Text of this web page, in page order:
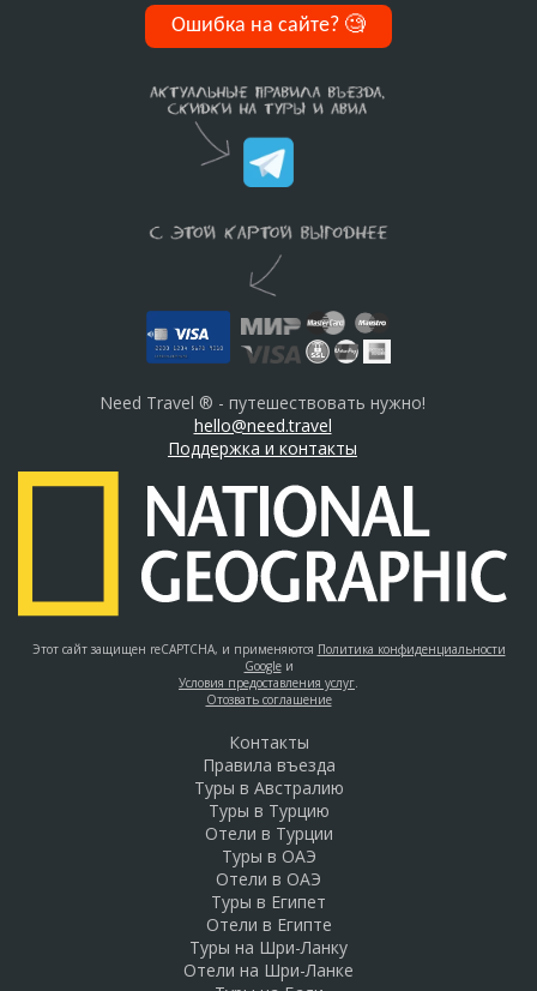
Ошибка на сайте? 🧐
Need Travel ® - путешествовать нужно!
hello@need.travel
Поддержка и контакты
Этот сайт защищен reCAPTCHA, и применяются Политика конфиденциальности
Googleи
Условия предоставления услуг.
Отозвать соглашение
Контакты
Правила въезда
Туры в Австралию
Туры в Турцию
Отели в Турции
Туры в ОАЭ
Отели в ОАЭ
Туры в Египет
Отели в Египте
Туры на Шри-Ланку
Отели на Шри-Ланке